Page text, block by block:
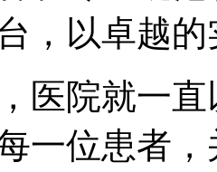
，以卓越
医院就一
一位患者